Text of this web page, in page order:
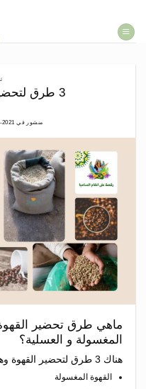
3 طرق لتحضير القهوة المختصة
منشور في 2021-11-23
ماهي طرق تحضير
المغسولة و العسلية؟
هناك 3 طرق لتحضير القهوة وهي الاكثر اسخداما
القهوة المغسولة